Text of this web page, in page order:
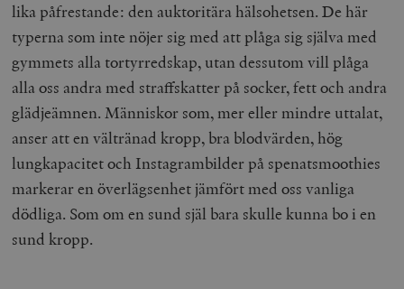
lika påfrestande: den auktoritära hälsohetsen. De här
typerna som inte nöjer sig med att plåga sig själva med
gymmets alla tortyrredskap, utan dessutom vill plåga
alla oss andra med straffskatter på socker, fett och andra
glädjeämnen. Människor som, mer eller mindre uttalat,
anser att en vältränad kropp, bra blodvärden, hög
lungkapacitet och Instagrambilder på spenatsmoothies
markerar en överlägsenhet jämfört med oss vanliga
dödliga. Som om en sund själ bara skulle kunna bo i en
sund kropp.